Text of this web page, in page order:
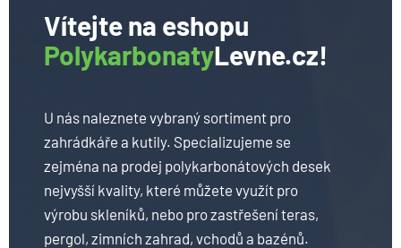
Vítejte na eshopu
PolykarbonatyLevne.cz!
U nás naleznete vybraný sortiment pro
zahrádkáře a kutily. Specializujeme se
zejména na prodej polykarbonátových desek
nejvyšší kvality, které můžete využít pro
výrobu skleníků, nebo pro zastřešení teras,
pergol, zimních zahrad, vchodů a bazénů.